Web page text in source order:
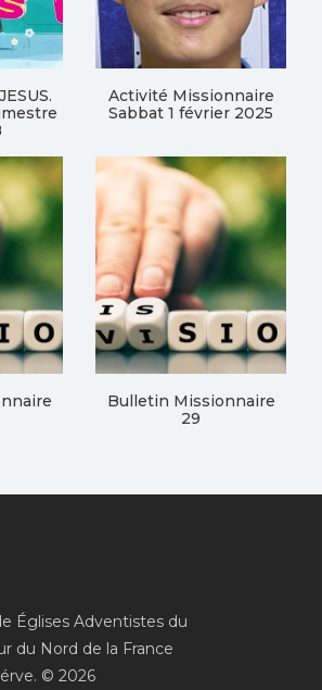
Activité Missionnaire
Sabbat 1 février 2025
Bulletin Missionnaire
29
Églises Adventistes du
du Nord de la France
© 2026